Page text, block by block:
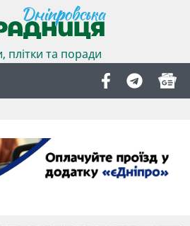
плітки та поради